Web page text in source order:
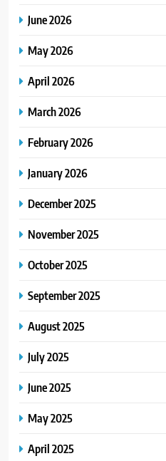
June 2026
May 2026
April 2026
March 2026
February 2026
January 2026
December 2025
November 2025
October 2025
September 2025
August 2025
July 2025
June 2025
May 2025
April 2025